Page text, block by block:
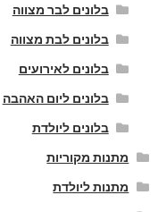
בלונים לבר מצווה
בלונים לבת מצווה
בלונים לאירועים
בלונים ליום האהבה
בלונים ליולדת
מתנות מקוריות
מתנות ליולדת